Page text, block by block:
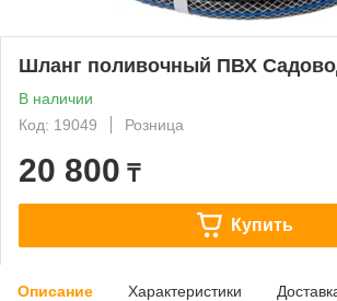
Шланг поливочный ПВХ
В наличии
Код: 19049
Розница
20 800 ₸
Купить
Описание Характеристики